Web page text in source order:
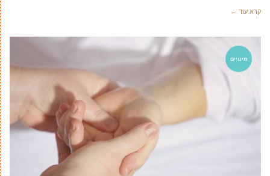
קרא עוד ←
מינויים